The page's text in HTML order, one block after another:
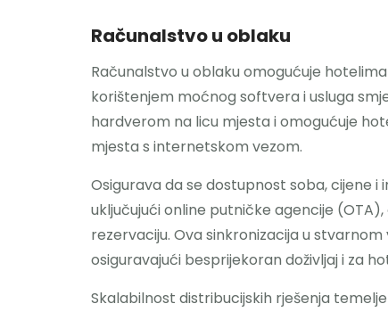
Računalstvo u oblaku
Računalstvo u oblaku omogućuje
korištenjem moćnog softvera i usluga
hardverom na licu mjesta i omogućuje
mjesta s internetskom vezom.
Osigurava da se dostupnost soba, cijene
uključujući online putničke agencije
rezervaciju. Ova sinkronizacija u
osiguravajući besprijekoran doživljaj i za
Skalabilnost distribucijskih rješenja